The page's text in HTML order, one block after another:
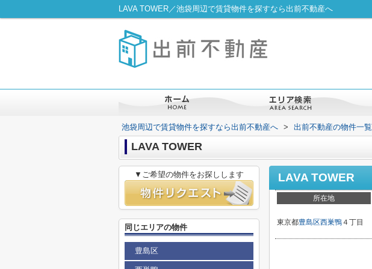
LAVA TOWER／池袋周辺で賃貸物件を探すなら出前不動産へ
池袋周辺で賃貸物件を探すなら出前不動産へ > 出前不動産の物件一覧
LAVA TOWER
LAVA TOWER
所在地
東京都豊島区西巣鴨４丁目
▼ご希望の物件をお探しします
同じエリアの物件
豊島区